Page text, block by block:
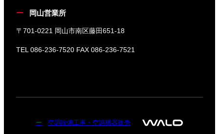
岡山営業所
〒701-0221 岡山市南区藤田651-18
TEL 086-236-7520 FAX 086-236-7521
空調設備工事・空調機器販売